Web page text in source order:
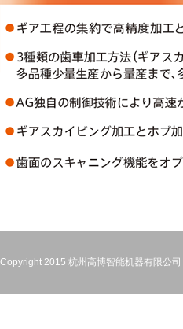
Copyright 2015 杭州高博智能机器有限公司